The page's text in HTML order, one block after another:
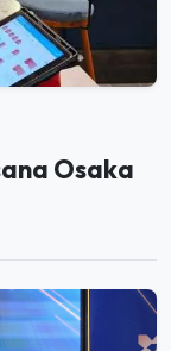
Osaka